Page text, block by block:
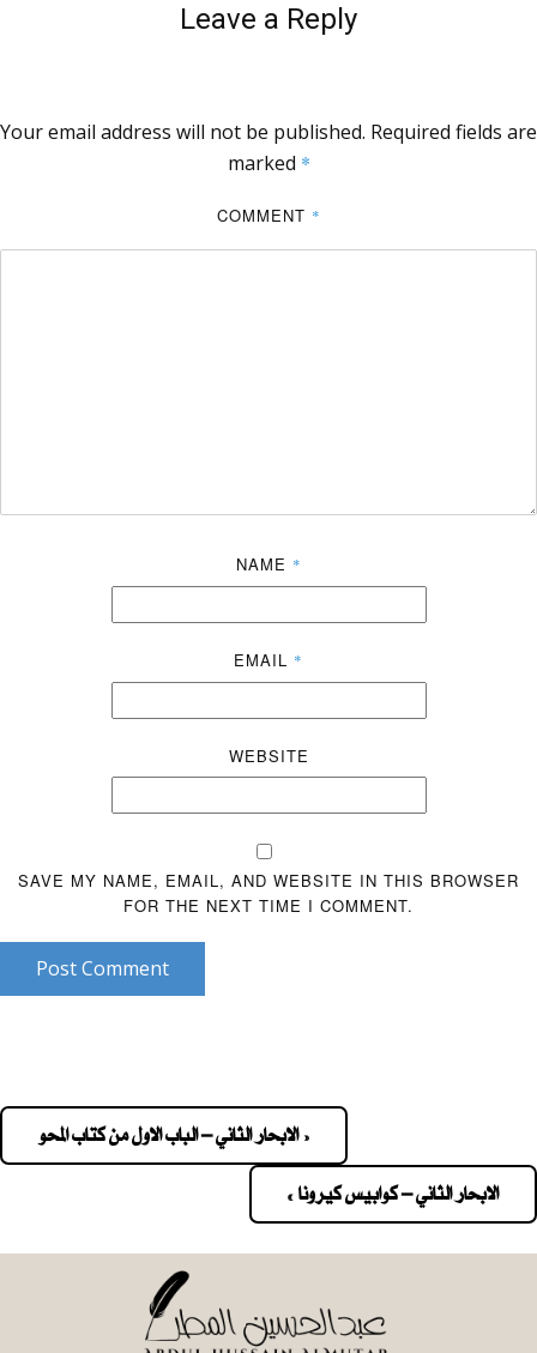
Leave a Reply
Your email address will not be published. Required fields are
marked *
COMMENT *
NAME *
EMAIL *
WEBSITE
SAVE MY NAME, EMAIL, AND WEBSITE IN THIS BROWSER
FOR THE NEXT TIME I COMMENT.
Post Comment
navigation
« الابحار الثاني – الباب الاول من كتاب المحو
الابحار الثاني – كوابيس كيرونا »